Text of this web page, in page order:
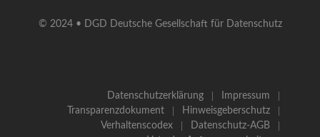
© 2024 • DGD Deutsche Gesellschaft für Datenschutz
Datenschutzerklärung
Impressum
Transparenzdokument
Hinweisgeberschutz
Verhaltenscodex
Datenschutz-AGB